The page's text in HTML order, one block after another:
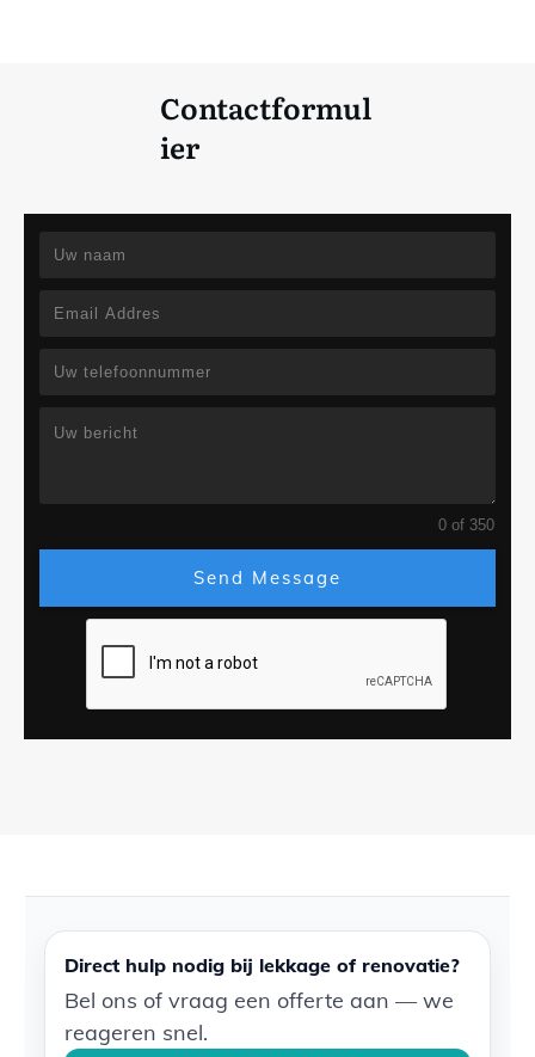
Contactformul
ier
0 of 350
Send Message
Direct hulp nodig bij lekkage of renovatie?
Bel ons of vraag een offerte aan — we
reageren snel.